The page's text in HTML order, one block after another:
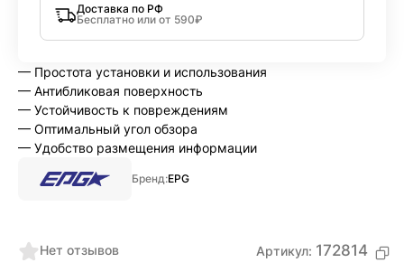
Нет отзывов Артикул: 172814
Доставка по РФ
Бесплатно или от 590₽
— Простота установки и использования
— Антибликовая поверхность
— Устойчивость к повреждениям
— Оптимальный угол обзора
— Удобство размещения информации
Бренд:EPG